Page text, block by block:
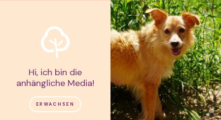
Hi, ich bin die
anhängliche Media!
ERWACHSEN